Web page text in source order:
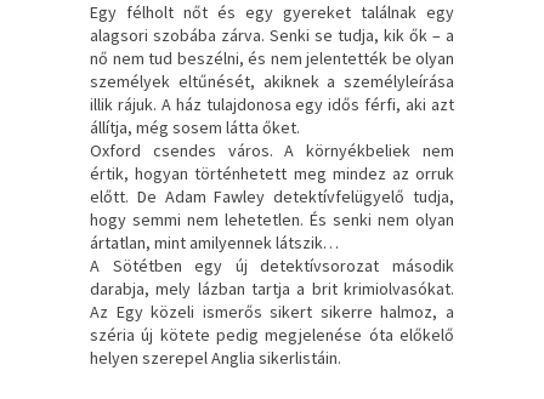
Egy félholt nőt és egy gyereket találnak egy
alagsori szobába zárva. Senki se tudja, kik ők – a
nő nem tud beszélni, és nem jelentették be olyan
személyek eltűnését, akiknek a személyleírása
illik rájuk. A ház tulajdonosa egy idős férfi, aki azt
állítja, még sosem látta őket.
Oxford csendes város. A környékbeliek nem
értik, hogyan történhetett meg mindez az orruk
előtt. De Adam Fawley detektívfelügyelő tudja,
hogy semmi nem lehetetlen. És senki nem olyan
ártatlan, mint amilyennek látszik…
A Sötétben egy új detektívsorozat második
darabja, mely lázban tartja a brit krimiolvasókat.
Az Egy közeli ismerős sikert sikerre halmoz, a
széria új kötete pedig megjelenése óta előkelő
helyen szerepel Anglia sikerlistáin.